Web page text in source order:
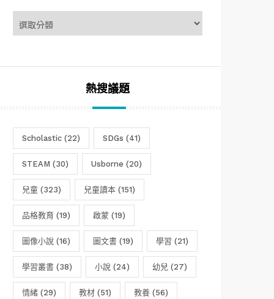
章
分
熱搜議題
Scholastic (22) SDGs (41)
STEAM (30) Usborne (20)
兒童 (323) 兒童讀本 (151)
品格教育 (19) 啟蒙 (19)
圖像小說 (16) 圖文書 (19) 學習 (21)
學習叢書 (38) 小說 (24) 幼兒 (27)
情緒 (29) 教材 (51) 教養 (56)